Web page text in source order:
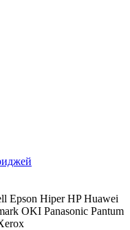
Epson Hiper HP Huawei
OKI Panasonic Pantum